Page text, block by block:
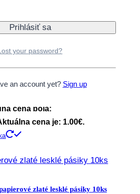
cena je: 1.00€.
cena bola:
cena je: 1.00€.
zlaté lesklé pásiky 10ks
your password?
an account yet? Sign up